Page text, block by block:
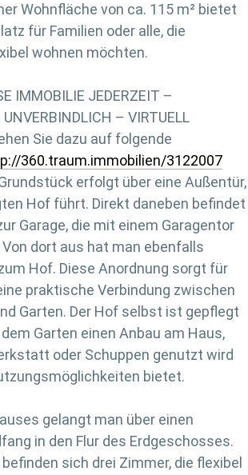
Wohnfläche von ca. 115 m² bietet
für Familien oder alle, die
wohnen möchten.
IMMOBILIE JEDERZEIT –
UNVERBINDLICH – VIRTUELL
Sie dazu auf folgende
360.traum.immobilien/3122007
erfolgt über eine Außentür,
Hof führt. Direkt daneben befindet
Garage, die mit einem Garagentor
dort aus hat man ebenfalls
Hof. Diese Anordnung sorgt für
praktische Verbindung zwischen
Garten. Der Hof selbst ist gepflegt
Garten einen Anbau am Haus,
oder Schuppen genutzt wird
bietet.
gelangt man über einen
in den Flur des Erdgeschosses.
sich drei Zimmer, die flexibel